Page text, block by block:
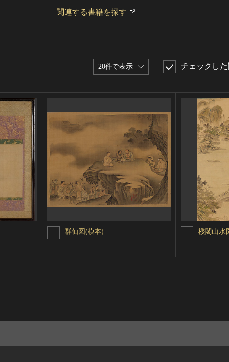
関連する書籍を探す
20件で表示 チェックし
群仙図(模本) 楼閣山水